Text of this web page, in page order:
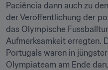
Paciência dann auch zu
der Veröffentlichung der
das Olympische
Aufmerksamkeit erregten.
Portugals waren in
Olympiateam am Ende